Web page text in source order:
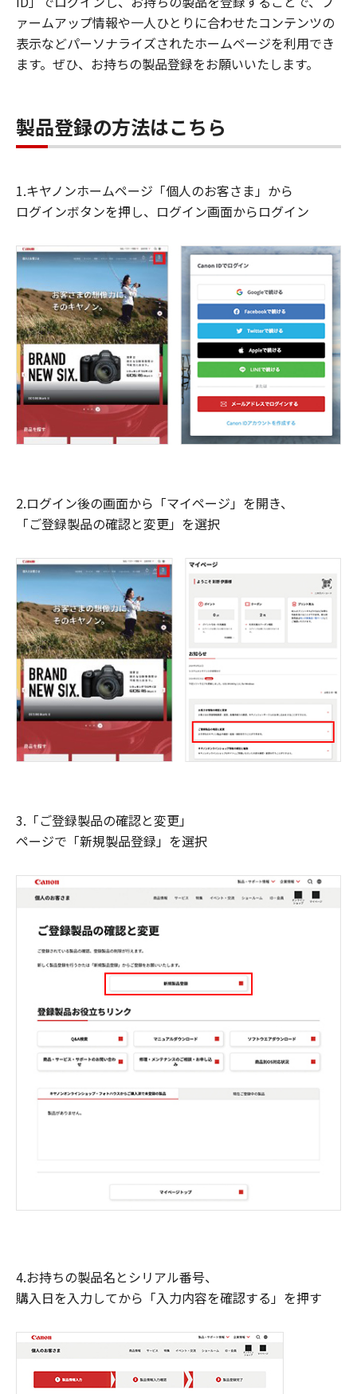
ァームアップ情報や一人ひとりに合わせたコンテンツの
表示などパーソナライズされたホームページを利用でき
ます。ぜひ、お持ちの製品登録をお願いいたします。
製品登録の方法はこちら
1.キヤノンホームページ「個人のお客さま」から
ログインボタンを押し、ログイン画面からログイン
2.ログイン後の画面から「マイページ」を開き、
「ご登録製品の確認と変更」を選択
3.「ご登録製品の確認と変更」
ページで「新規製品登録」を選択
4.お持ちの製品名とシリアル番号、
購入日を入力してから「入力内容を確認する」を押す